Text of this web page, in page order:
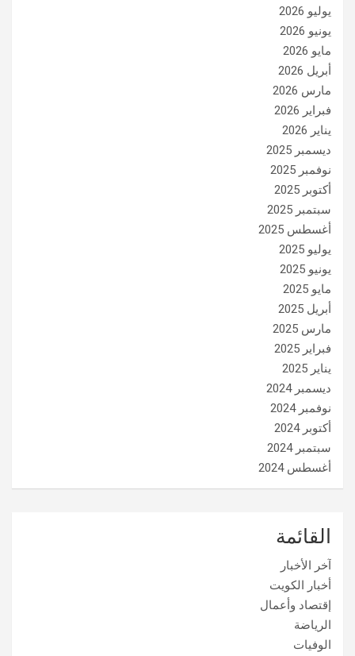
يوليو 2026
يونيو 2026
مايو 2026
أبريل 2026
مارس 2026
فبراير 2026
يناير 2026
ديسمبر 2025
نوفمبر 2025
أكتوبر 2025
سبتمبر 2025
أغسطس 2025
يوليو 2025
يونيو 2025
مايو 2025
أبريل 2025
مارس 2025
فبراير 2025
يناير 2025
ديسمبر 2024
نوفمبر 2024
أكتوبر 2024
سبتمبر 2024
أغسطس 2024
القائمة
آخر الأخبار
أخبار الكويت
إقتصاد وأعمال
الرياضة
الوفيات